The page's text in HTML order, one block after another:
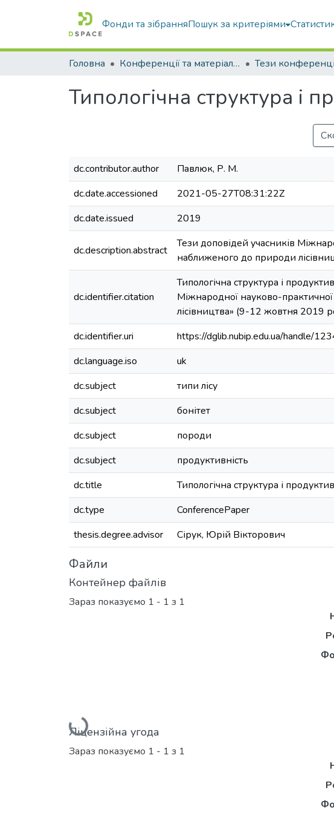
Фонди та зібранняПошук за критеріями
Головна Конференції та матеріали конференцій Тези
Типологічна структура і
dc.contributor.author
Павлюк, Р. М.
dc.date.accessioned
2021-05-27T08:31:22Z
dc.date.issued
2019
dc.description.abstract
Тези доповідей учасників
наближеного до природи
dc.identifier.citation
Типологічна структура і
Міжнародної науково-
лісівництва» (9-12 жовтня 2019
dc.identifier.uri
https://dglib.nubip.edu.ua/handle/
dc.language.iso
uk
dc.subject
типи лісу
dc.subject
бонітет
dc.subject
породи
dc.subject
продуктивність
dc.title
Типологічна структура і
dc.type
ConferencePaper
thesis.degree.advisor
Сірук, Юрій Вікторович
Файли
Контейнер файлів
Зараз показуємо 1 - 1 з 1
Вантажиться...
Ліцензійна угода
Зараз показуємо 1 - 1 з 1